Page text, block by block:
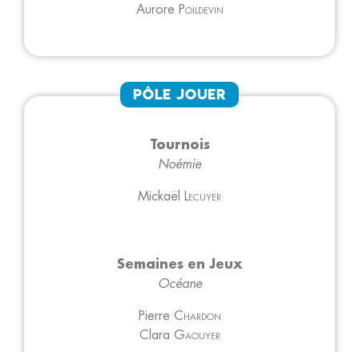
Aurore Poildevin
Pôle Jouer
Tournois
Noémie
Mickaël Lecuyer
Semaines en Jeux
Océane
Pierre Chardon
Clara Gaouyer